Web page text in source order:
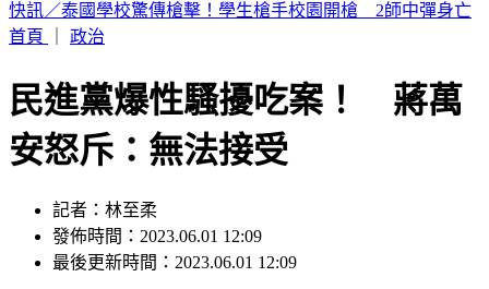
王凱靈堂曝光！黑色郵筒藏思念 70歲母缺席原因超催淚
首頁
政治
民進黨爆性騷擾吃案！ 蔣萬
安怒斥：無法接受
記者：林至柔
發佈時間：2023.06.01 12:09
最後更新時間：2023.06.01 12:09